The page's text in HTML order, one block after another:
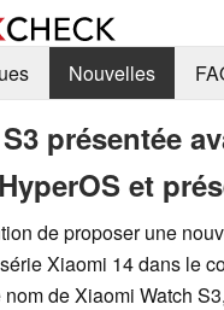
Nouvelles
présentée
et
de proposer une
Xiaomi 14 dans le
de Xiaomi Watch